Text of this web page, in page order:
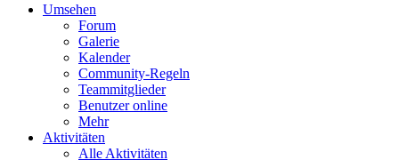
Umsehen
Forum
Galerie
Kalender
Community-Regeln
Teammitglieder
Benutzer online
Mehr
Aktivitäten
Alle Aktivitäten